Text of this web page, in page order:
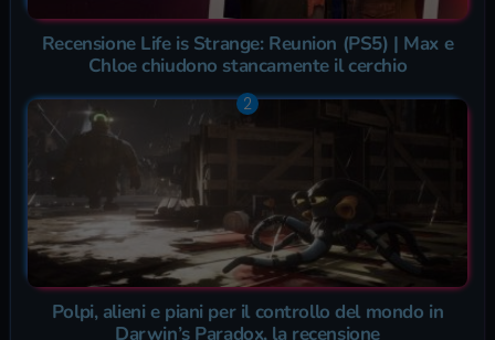
Recensione Life is Strange: Reunion (PS5) | Max e
Chloe chiudono stancamente il cerchio
Polpi, alieni e piani per il controllo del mondo in
Darwin’s Paradox, la recensione